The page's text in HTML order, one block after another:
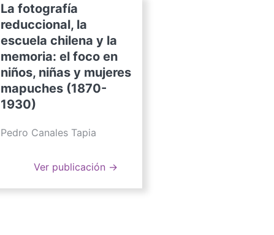
La fotografía
reduccional, la
escuela chilena y la
memoria: el foco en
niños, niñas y mujeres
mapuches (1870-
1930)
Pedro Canales Tapia
Ver publicación →